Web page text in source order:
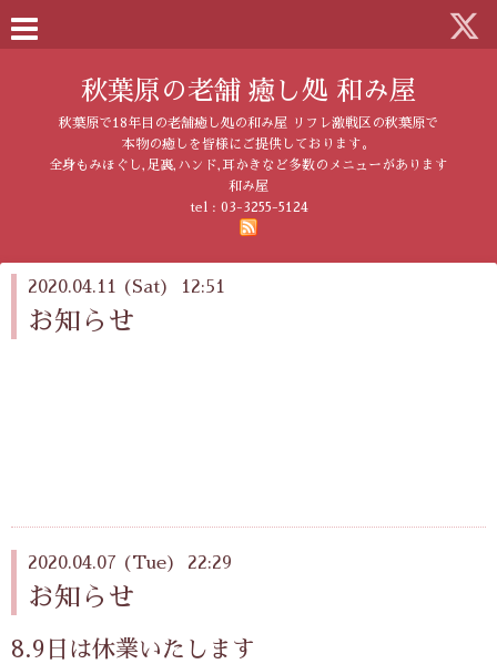
秋葉原の老舗 癒し処 和み屋
秋葉原で18年目の老舗癒し処の和み屋 リフレ激戦区の秋葉原で
本物の癒しを皆様にご提供しております。
全身もみほぐし,足裏,ハンド,耳かきなど多数のメニューがあります
和み屋
tel : 03-3255-5124
2020.04.11 (Sat) 12:51
お知らせ
2020.04.07 (Tue) 22:29
お知らせ
8.9日は休業いたします